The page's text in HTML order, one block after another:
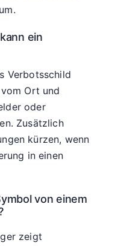
ein
Verbotsschild
Ort und
oder
Zusätzlich
kürzen, wenn
in einen
von einem
zeigt